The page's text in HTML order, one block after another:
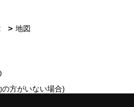
地図
方がいない場合)